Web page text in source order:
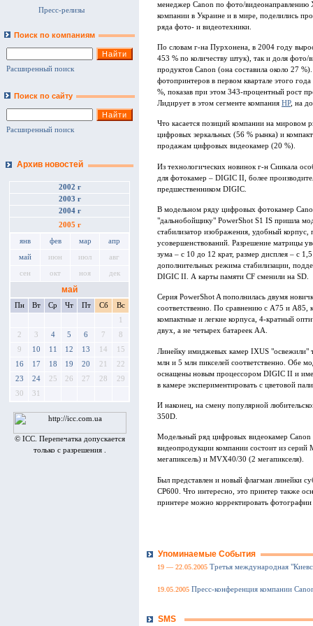
Пресс-релизы
Поиск по компаниям
Расширенный поиск
Поиск по сайту
Расширенный поиск
Архив новостей
2002 г
2003 г
2004 г
2005 г
янв фев мар апр
май июн июл авг
сен окт ноя дек
май
Пн Вт Ср Чт Пт Сб
Вс
1
2
3 4 5 6 7
8
9
10 11 12 13 14
15
16
17 18 19 20 21
22
23
24 25 26 27 28
29
30
31
© ICC. Перепечатка допускается
только с разрешения .
менеджер Canon по фото/видеонаправлению
компании в Украине и в мире, поделились
ряда фото- и видеотехники.
По словам г-на Пурхонена, в 2004 году
453 % по количеству штук), так и доля
продуктов Canon (она составила около 27
фотопринтеров в первом квартале этого
%, показав при этом 343-процентный рост
Лидирует в этом сегменте компания HP, на
Что касается позиций компании на мировом
цифровых зеркальных (56 % рынка) и
продажам цифровых видеокамер (20 %).
Из технологических новинок г-н Сиикала
для фотокамер – DIGIC II, более
предшественником DIGIC.
В модельном ряду цифровых фотокамер
"дальнобойщику" PowerShot S1 IS пришла
стабилизатор изображения, удобный
усовершенствований. Разрешение матрицы
зума – с 10 до 12 крат, размер дисплея – с
дополнительных режима стабилизации,
DIGIC II. А карты памяти CF сменили на SD.
Серия PowerShot A пополнилась двумя
соответственно. По сравнению с А75 и А85,
компактные и легкие корпуса, 4-кратный
двух, а не четырех батареек АА.
Линейку имиджевых камер IXUS
млн и 5 млн пикселей соответственно. Обе
оснащены новым процессором DIGIC II и
в камере экспериментировать с цветовой
И наконец, на смену популярной
350D.
Модельный ряд цифровых видеокамер
видеопродукции компании состоит из
мегапиксель) и MVX40/30 (2 мегапикселя).
Был представлен и новый флагман линейки
CP600. Что интересно, это принтер также
принтере можно корректировать
Упоминаемые События
19 — 22.05.2005 Третья международная
19.05.2005 Пресс-конференция компании
SMS